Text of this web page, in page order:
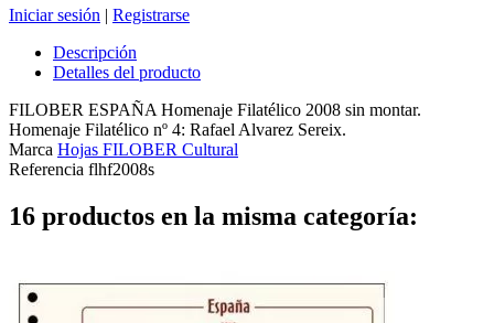
Iniciar sesión | Registrarse
Descripción
Detalles del producto
FILOBER ESPAÑA Homenaje Filatélico 2008 sin montar.
Homenaje Filatélico nº 4: Rafael Alvarez Sereix.
Marca Hojas FILOBER Cultural
Referencia flhf2008s
16 productos en la misma categoría: